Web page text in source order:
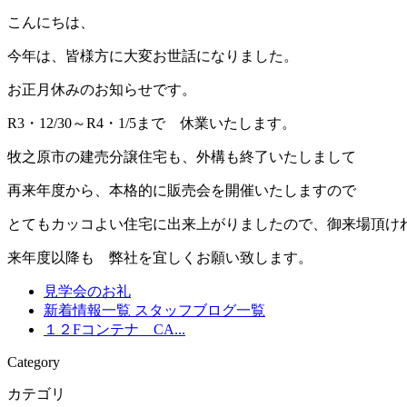
こんにちは、
今年は、皆様方に大変お世話になりました。
お正月休みのお知らせです。
R3・12/30～R4・1/5まで 休業いたします。
牧之原市の建売分譲住宅も、外構も終了いたしまして
再来年度から、本格的に販売会を開催いたしますので
とてもカッコよい住宅に出来上がりましたので、御来場頂け
来年度以降も 弊社を宜しくお願い致します。
見学会のお礼
新着情報一覧 スタッフブログ一覧
１２Fコンテナ CA...
Category
カテゴリ